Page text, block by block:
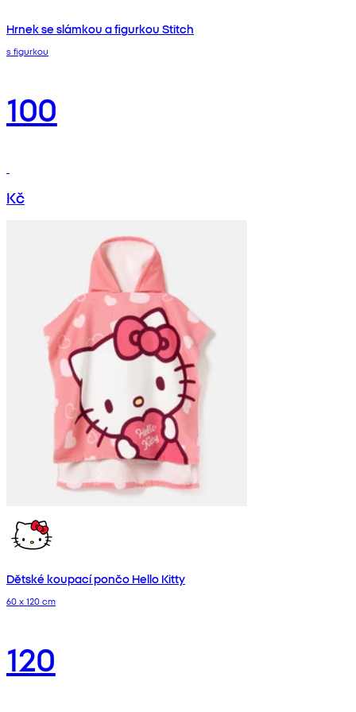
Hrnek se slámkou a figurkou Stitch
s figurkou
100
Kč
Dětské koupací pončo Hello Kitty
60 x 120 cm
120